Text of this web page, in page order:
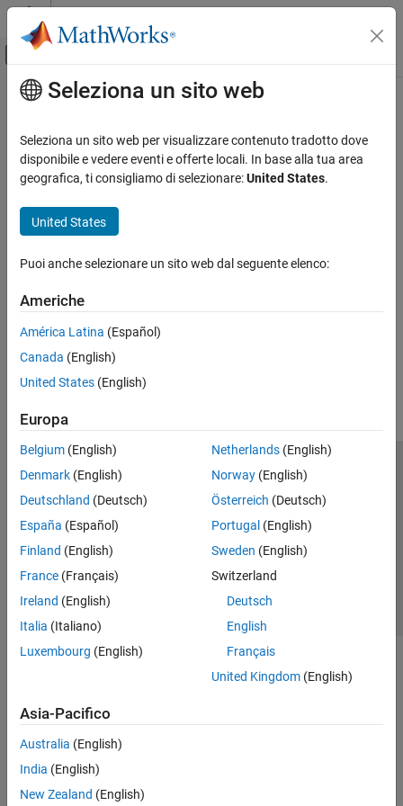
Vai al contenuto
Attiva/disattiva menu di navigazione
Pagina iniziale della documentazione
Contenuto principale
Seleziona un sito web
Seleziona un sito web per visualizzare contenuto tradotto dove
disponibile e vedere eventi e offerte locali. In base alla tua area
geografica, ti consigliamo di selezionare:United States.
United States
Puoi anche selezionare un sito web dal seguente elenco:
Americhe
América Latina (Español)
Canada (English)
United States (English)
Europa
Belgium (English)
Denmark (English)
Deutschland (Deutsch)
España (Español)
Finland (English)
France (Français)
Ireland (English)
Italia (Italiano)
Luxembourg (English)
Netherlands(English)
Norway(English)
Österreich (Deutsch)
Portugal (English)
Sweden (English)
Switzerland
Deutsch
English
Français
United Kingdom(English)
Asia-Pacifico
Australia (English)
India (English)
New Zealand (English)
Centro di fiducia
Informativa sulla privacy
Antipirateria
Stato dell'applicazione
Contatti
© 1994-2026 The MathWorks, Inc.